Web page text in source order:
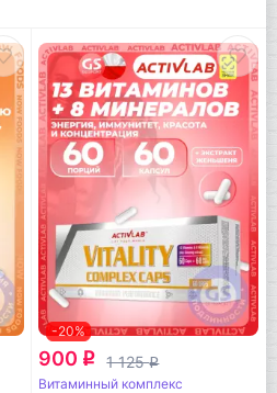
-20%
900 q 1 125q
Витаминный комплекс